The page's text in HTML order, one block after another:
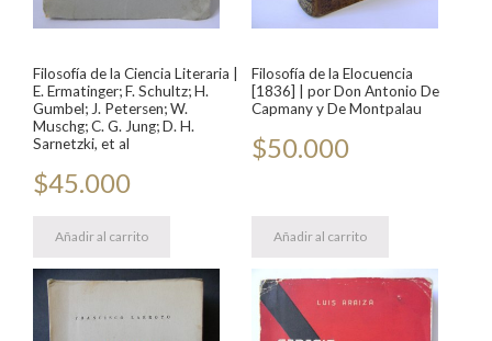
Filosofía de la Ciencia Literaria |
E. Ermatinger; F. Schultz; H.
Gumbel; J. Petersen; W.
Muschg; C. G. Jung; D. H.
Sarnetzki, et al
$45.000
Añadir al carrito
Filosofía de la Elocuencia
[1836] | por Don Antonio De
Capmany y De Montpalau
$50.000
Añadir al carrito